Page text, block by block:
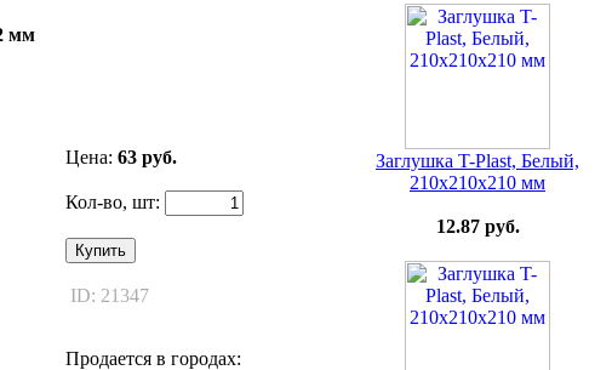
мм
Цена: 63 руб.
Кол-во, шт:
Купить
ID: 21347
Продается в городах:
Заглушка T-Plast, Белый,
210х210х210 мм
12.87 руб.